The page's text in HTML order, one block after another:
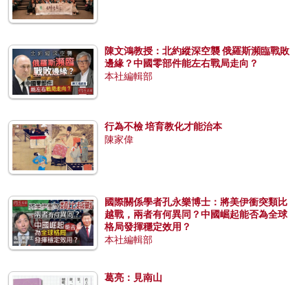
陳文鴻教授：北約縱深空襲 俄羅斯瀕臨戰敗
邊緣？中國零部件能左右戰局走向？
本社編輯部
行為不檢 培育教化才能治本
陳家偉
國際關係學者孔永樂博士：將美伊衝突類比
越戰，兩者有何異同？中國崛起能否為全球
格局發揮穩定效用？
本社編輯部
葛亮：見南山